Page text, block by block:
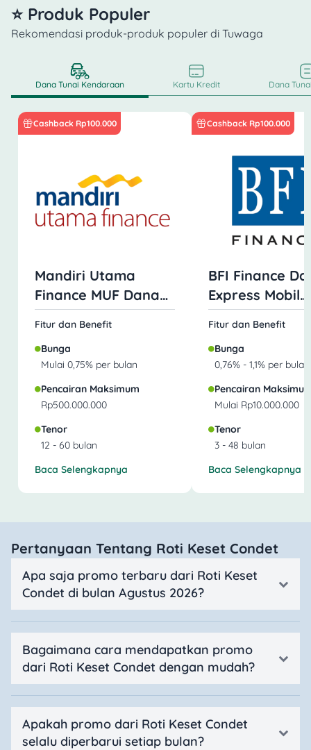
⭐ Produk Populer
Rekomendasi produk-produk populer di Tuwaga
Dana Tunai Kendaraan Kartu Kredit Dana
Cashback Rp100.000
Mandiri Utama
Finance MUF Dana
Mobil
Fitur dan Benefit
Bunga
Mulai 0,75% per bulan
Pencairan Maksimum
Rp500.000.000
Tenor
12 - 60 bulan
Baca Selengkapnya
Cashback Rp100.000
BFI Finance
Express Mobil
Jaminan BPKB
Fitur dan Benefit
Bunga
0,76% - 1,1% per bulan
Pencairan
Mulai Rp10.000.000
Tenor
3 - 48 bulan
Baca Selengkapnya
Pertanyaan Tentang Roti Keset Condet
Apa saja promo terbaru dari Roti Keset
Condet di bulan Agustus 2026?
Bagaimana cara mendapatkan promo
dari Roti Keset Condet dengan mudah?
Apakah promo dari Roti Keset Condet
selalu diperbarui setiap bulan?